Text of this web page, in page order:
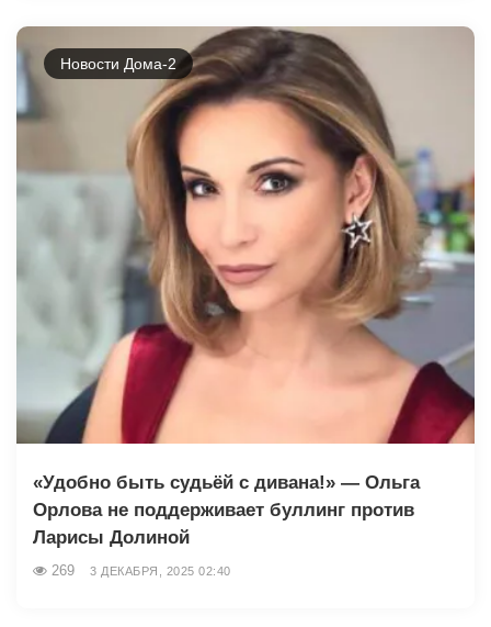
Новости Дома-2
«Удобно быть судьёй с дивана!» — Ольга
Орлова не поддерживает буллинг против
Ларисы Долиной
269 3 ДЕКАБРЯ, 2025 02:40